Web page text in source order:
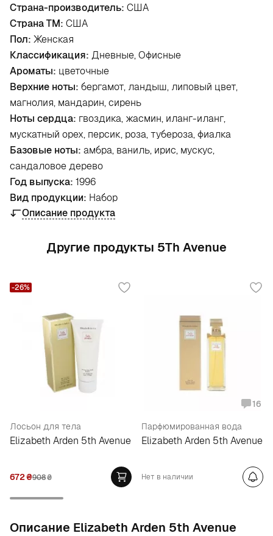
Страна-производитель: США
Страна ТМ: США
Пол: Женская
Классификация: Дневные, Офисные
Ароматы: цветочные
Верхние ноты: бергамот, ландыш, липовый цвет,
магнолия, мандарин, сирень
Ноты сердца: гвоздика, жасмин, иланг-иланг,
мускатный орех, персик, роза, тубероза, фиалка
Базовые ноты: амбра, ваниль, ирис, мускус,
сандаловое дерево
Год выпуска: 1996
Вид продукции: Набор
Описание продукта
Другие продукты 5Th Avenue
Лосьон для тела
Elizabeth Arden 5th Avenue
672₴908₴
-26%
16
Парфюмированная вода
Elizabeth Arden 5th Avenue
Нет в наличии
Oписание Elizabeth Arden 5th Avenue